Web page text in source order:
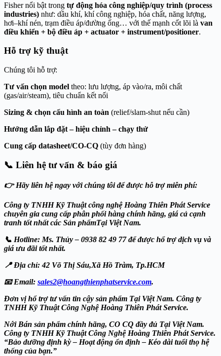
Fisher nổi bật trong tự động hóa công nghiệp/quy trình (process
industries) như: dầu khí, khí công nghiệp, hóa chất, năng lượng,
hơi–khí nén, trạm điều áp/đường ống… với thế mạnh cốt lõi là van
điều khiển + bộ điều áp + actuator + instrument/positioner.
Hỗ trợ kỹ thuật
Chúng tôi hỗ trợ:
Tư vấn chọn model theo: lưu lượng, áp vào/ra, môi chất
(gas/air/steam), tiêu chuẩn kết nối
Sizing & chọn cấu hình an toàn (relief/slam-shut nếu cần)
Hướng dẫn lắp đặt – hiệu chỉnh – chạy thử
Cung cấp datasheet/CO-CQ (tùy đơn hàng)
📞 Liên hệ tư vấn & báo giá
👉 Hãy liên hệ ngay với chúng tôi để được hỗ trợ miễn phí:
Công ty TNHH Kỹ Thuật công nghệ Hoàng Thiên Phát Service
chuyên gia cung cấp phân phối hàng chính hãng, giá cả cạnh
tranh tốt nhất các Sản phẩmTại Việt Nam.
📞 Hotline: Ms. Thủy – 0938 82 49 77 để được hổ trợ dịch vụ và
giá ưu đãi tốt nhất.
📍 Địa chỉ: 42 Võ Thị Sáu,Xã Hồ Tràm, Tp.HCM
📧 Email: sales2@hoangthienphatservice.com.
Đơn vị hổ trợ tư vấn tin cậy sản phẩm Tại Việt Nam. Công ty
TNHH Kỹ Thuật Công Nghệ Hoàng Thiên Phát Service.
Nới Bán sản phẩm chính hãng, CO CQ đầy đủ Tại Việt Nam.
Công ty TNHH Kỹ Thuật Công Nghệ Hoàng Thiên Phát Service.
“Bảo dưỡng định kỳ – Hoạt động ổn định – Kéo dài tuổi thọ hệ
thống của bạn.”